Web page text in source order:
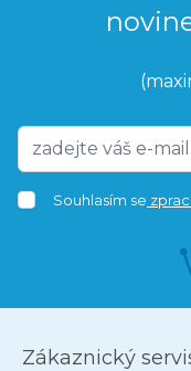
Souhlasím se
Zákaznický